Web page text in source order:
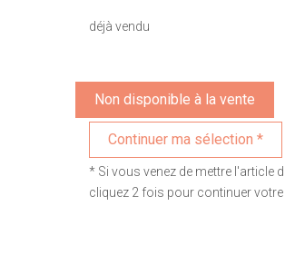
déjà vendu
Non disponible à la vente
* Si vous venez de mettre l'article
cliquez 2 fois pour continuer votre